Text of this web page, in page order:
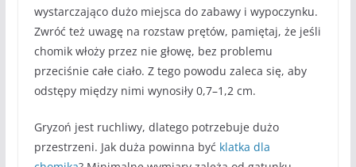
wystarczająco dużo miejsca do zabawy i wypoczynku.
Zwróć też uwagę na rozstaw prętów, pamiętaj, że jeśli
chomik włoży przez nie głowę, bez problemu
przeciśnie całe ciało. Z tego powodu zaleca się, aby
odstępy między nimi wynosiły 0,7–1,2 cm.
Gryzoń jest ruchliwy, dlatego potrzebuje dużo
przestrzeni. Jak duża powinna być klatka dla